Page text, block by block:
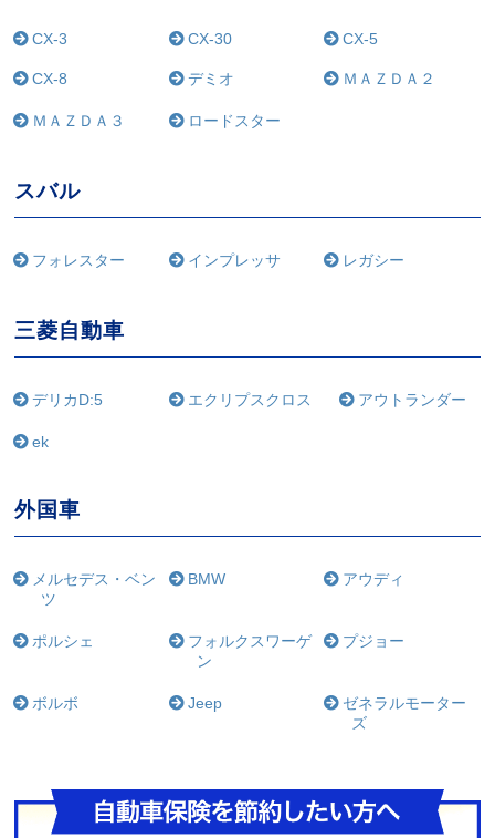
CX-3 CX-30 CX-5
CX-8 デミオ ＭＡＺＤＡ２
ＭＡＺＤＡ３ ロードスター
スバル
フォレスター インプレッサ レガシー
三菱自動車
デリカD:5 エクリプスクロス アウトランダー
ek
外国車
メルセデス・ベン
ツ
BMW アウディ
ポルシェ
フォルクスワーゲ
ン
プジョー
ボルボ Jeep
ゼネラルモーター
ズ